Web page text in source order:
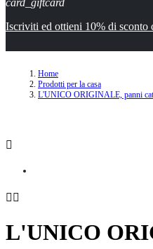
card_giftcard
Iscriviti ed ottieni 10% di sconto
Home
Prodotti per la casa
L'UNICO ORIGINALE, panni

 
L'UNICO